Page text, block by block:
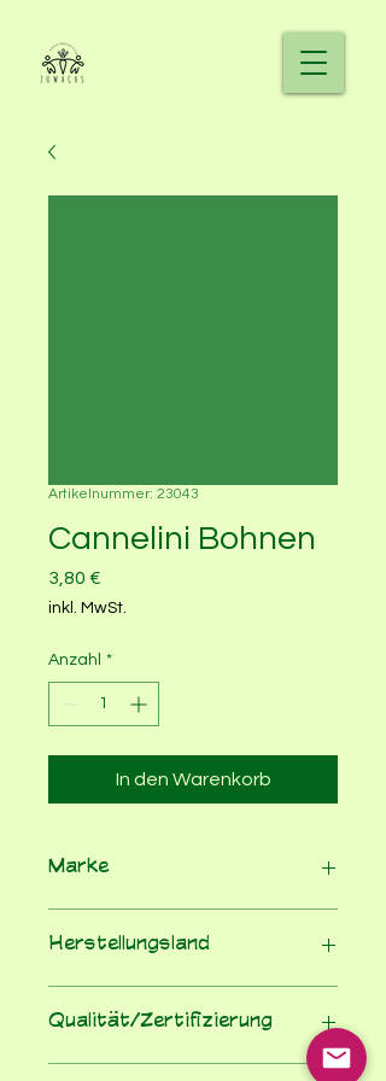
Artikelnummer: 23043
Cannelini Bohnen
3,80 €
inkl. MwSt.
Anzahl *
In den Warenkorb
Marke
Herstellungsland
Qualität/Zertifizierung